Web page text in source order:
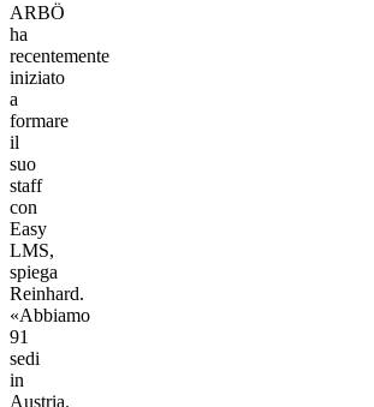
ARBÖ
ha
recentemente
iniziato
a
formare
il
suo
staff
con
Easy
LMS,
spiega
Reinhard.
«Abbiamo
91
sedi
in
Austria.